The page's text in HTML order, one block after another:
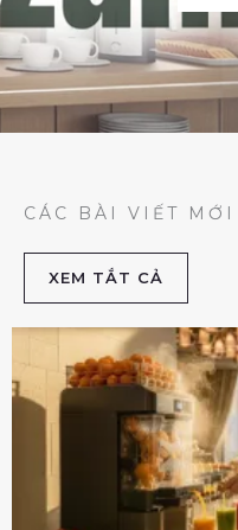
CÁC BÀI VIẾT MỚI
XEM TẮT CẢ